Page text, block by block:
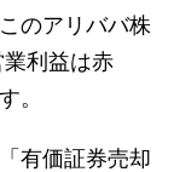
のアリババ株
利益は赤
。
有価証券売却